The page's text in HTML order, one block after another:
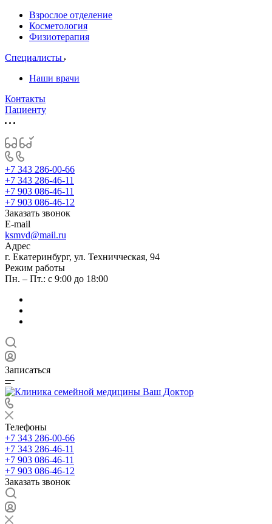
Взрослое отделение
Косметология
Физиотерапия
Специалисты
Наши врачи
Контакты
Пациенту
+7 343 286-00-66
+7 343 286-46-11
+7 903 086-46-11
+7 903 086-46-12
Заказать звонок
E-mail
ksmvd@mail.ru
Адрес
г. Екатеринбург, ул. Техничческая, 94
Режим работы
Пн. – Пт.: с 9:00 до 18:00
Записаться
Телефоны
+7 343 286-00-66
+7 343 286-46-11
+7 903 086-46-11
+7 903 086-46-12
Заказать звонок